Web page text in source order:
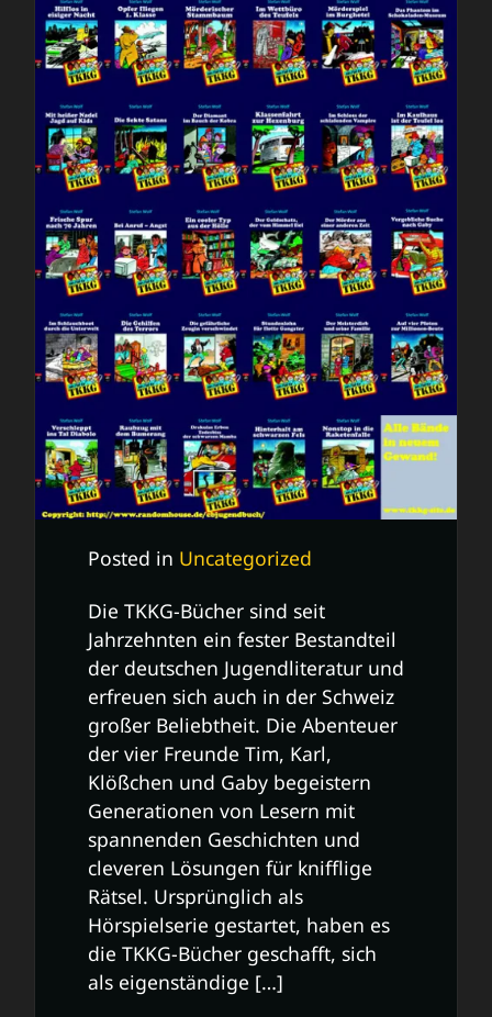
Posted in Uncategorized
Die TKKG-Bücher sind seit
Jahrzehnten ein fester Bestandteil
der deutschen Jugendliteratur und
erfreuen sich auch in der Schweiz
großer Beliebtheit. Die Abenteuer
der vier Freunde Tim, Karl,
Klößchen und Gaby begeistern
Generationen von Lesern mit
spannenden Geschichten und
cleveren Lösungen für knifflige
Rätsel. Ursprünglich als
Hörspielserie gestartet, haben es
die TKKG-Bücher geschafft, sich
als eigenständige […]